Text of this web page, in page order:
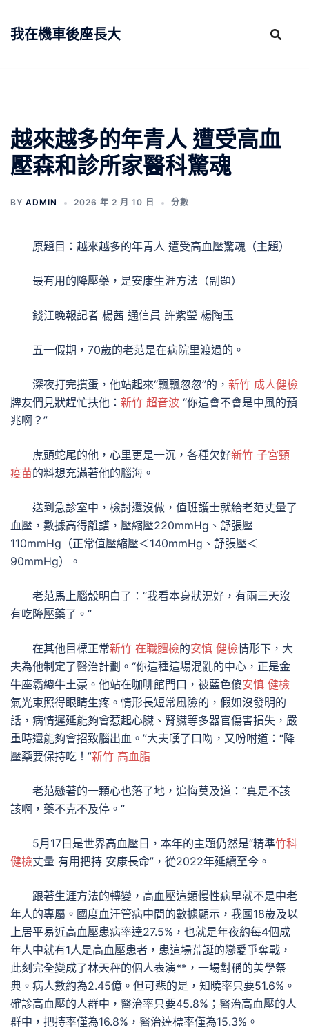
我在機車後座長大
越來越多的年青人 遭受高血
壓森和診所家醫科驚魂
BY ADMIN 2026 年 2 月 10 日 分數
原題目：越來越多的年青人 遭受高血壓驚魂（主題）
最有用的降壓藥，是安康生涯方法（副題）
錢江晚報記者 楊茜 通信員 許紫瑩 楊陶玉
五一假期，70歲的老范是在病院里渡過的。
深夜打完摜蛋，他站起來“飄飄忽忽”的， 新竹 成人健檢
牌友們見狀趕忙扶他： 新竹 超音波 “你這會不會是中風的預
兆啊？”
虎頭蛇尾的他，心里更是一沉，各種欠好新竹 子宮頸
疫苗的料想充滿著他的腦海。
送到急診室中，檢討還沒做，值班護士就給老范丈量了
血壓，數據高得離譜，壓縮壓220mmHg、舒張壓
110mmHg（正常值壓縮壓＜140mmHg、舒張壓＜
90mmHg）。
老范馬上腦殼明白了：“我看本身狀況好，有兩三天沒
有吃降壓藥了。”
在其他目標正常新竹 在職體檢的安慎 健檢情形下，大
夫為他制定了醫治計劃。“你這種這場混亂的中心，正是金
牛座霸總牛土豪。他站在咖啡館門口，被藍色傻安慎 健檢
氣光束照得眼睛生疼。情形長短常風險的，假如沒發明的
話，病情遲延能夠會惹起心臟、腎臟等多器官傷害損失，嚴
重時還能夠會招致腦出血。”大夫嘆了口吻，又吩咐道：“降
壓藥要保持吃！”新竹 高血脂
老范懸著的一顆心也落了地，追悔莫及道：“真是不該
該啊，藥不克不及停。”
5月17日是世界高血壓日，本年的主題仍然是“精準竹科
健檢丈量 有用把持 安康長命”，從2022年延續至今。
跟著生涯方法的轉變，高血壓這類慢性病早就不是中老
年人的專屬。國度血汗管病中間的數據顯示，我國18歲及以
上居平易近高血壓患病率達27.5%，也就是年夜約每4個成
年人中就有1人是高血壓患者，患這場荒誕的戀愛爭奪戰，
此刻完全變成了林天秤的個人表演**，一場對稱的美學祭
典。病人數約為2.45億。但可悲的是，知曉率只要51.6%。
確診高血壓的人群中，醫治率只要45.8%；醫治高血壓的人
群中，把持率僅為16.8%，醫治達標率僅為15.3%。